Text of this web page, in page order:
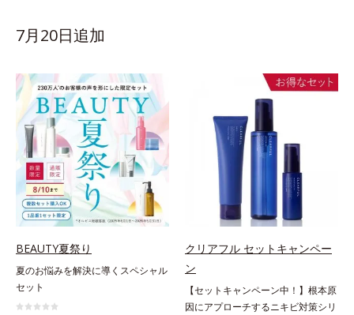
7月20日追加
BEAUTY夏祭り
夏のお悩みを解決に導くスペシャル
セット
クリアフル セットキャンペー
ン
【セットキャンペーン中！】根本原
因にアプローチするニキビ対策シリ